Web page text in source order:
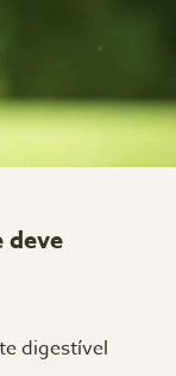
deve
digestível